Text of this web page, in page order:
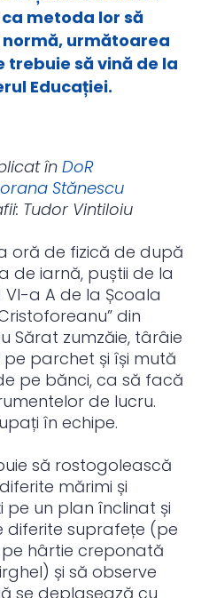
metoda lor să
următoarea
trebuie să vină de la
Educației.
în DoR
Stănescu
Tudor Vintiloiu
oră de fizică de după
de iarnă, puștii de la
a A de la Școala
din
Sărat zumzăie, târâie
parchet și își mută
pe bănci, ca să facă
de lucru.
în echipe.
să rostogolească
mărimi și
pe un plan înclinat și
diferite suprafețe (pe
hârtie creponată
și să observe
se deplasează cu